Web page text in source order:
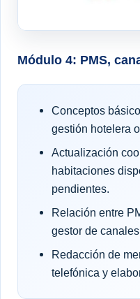
Módulo 4: PMS,
Conceptos
gestión hotelera
Actualización
habitaciones
pendientes.
Relación entre
gestor de
Redacción de
telefónica y